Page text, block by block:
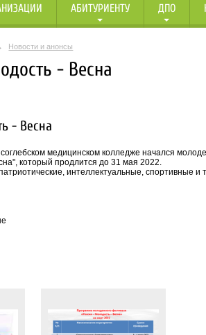
АБИТУРИЕНТУ ДПО
Новости и анонсы
- Весна
- Весна
медицинском колледже начался
который продлится до 31 мая 2022.
интеллектуальные, спортивные и